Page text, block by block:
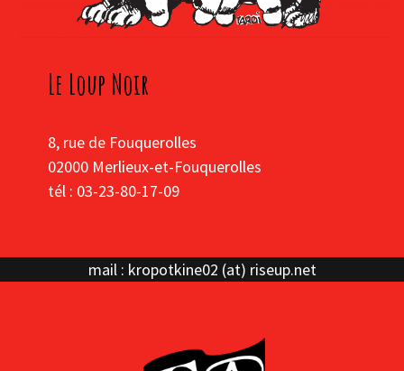
Le Loup Noir
8, rue de Fouquerolles
02000 Merlieux-et-Fouquerolles
tél : 03-23-80-17-09
mail : kropotkine02 (at) riseup.net